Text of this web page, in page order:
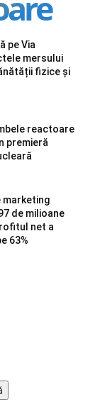
pe Via
mersului
fizice și
reactoare
premieră
marketing
de milioane
net a
63%